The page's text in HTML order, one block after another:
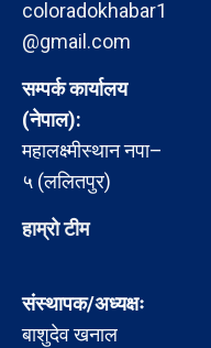
coloradokhabar1
@gmail.com
सम्पर्क कार्यालय
(नेपाल):
महालक्ष्मीस्थान नपा–
५ (ललितपुर)
हाम्रो टीम
संस्थापक/अध्यक्षः
बाशुदेव खनाल